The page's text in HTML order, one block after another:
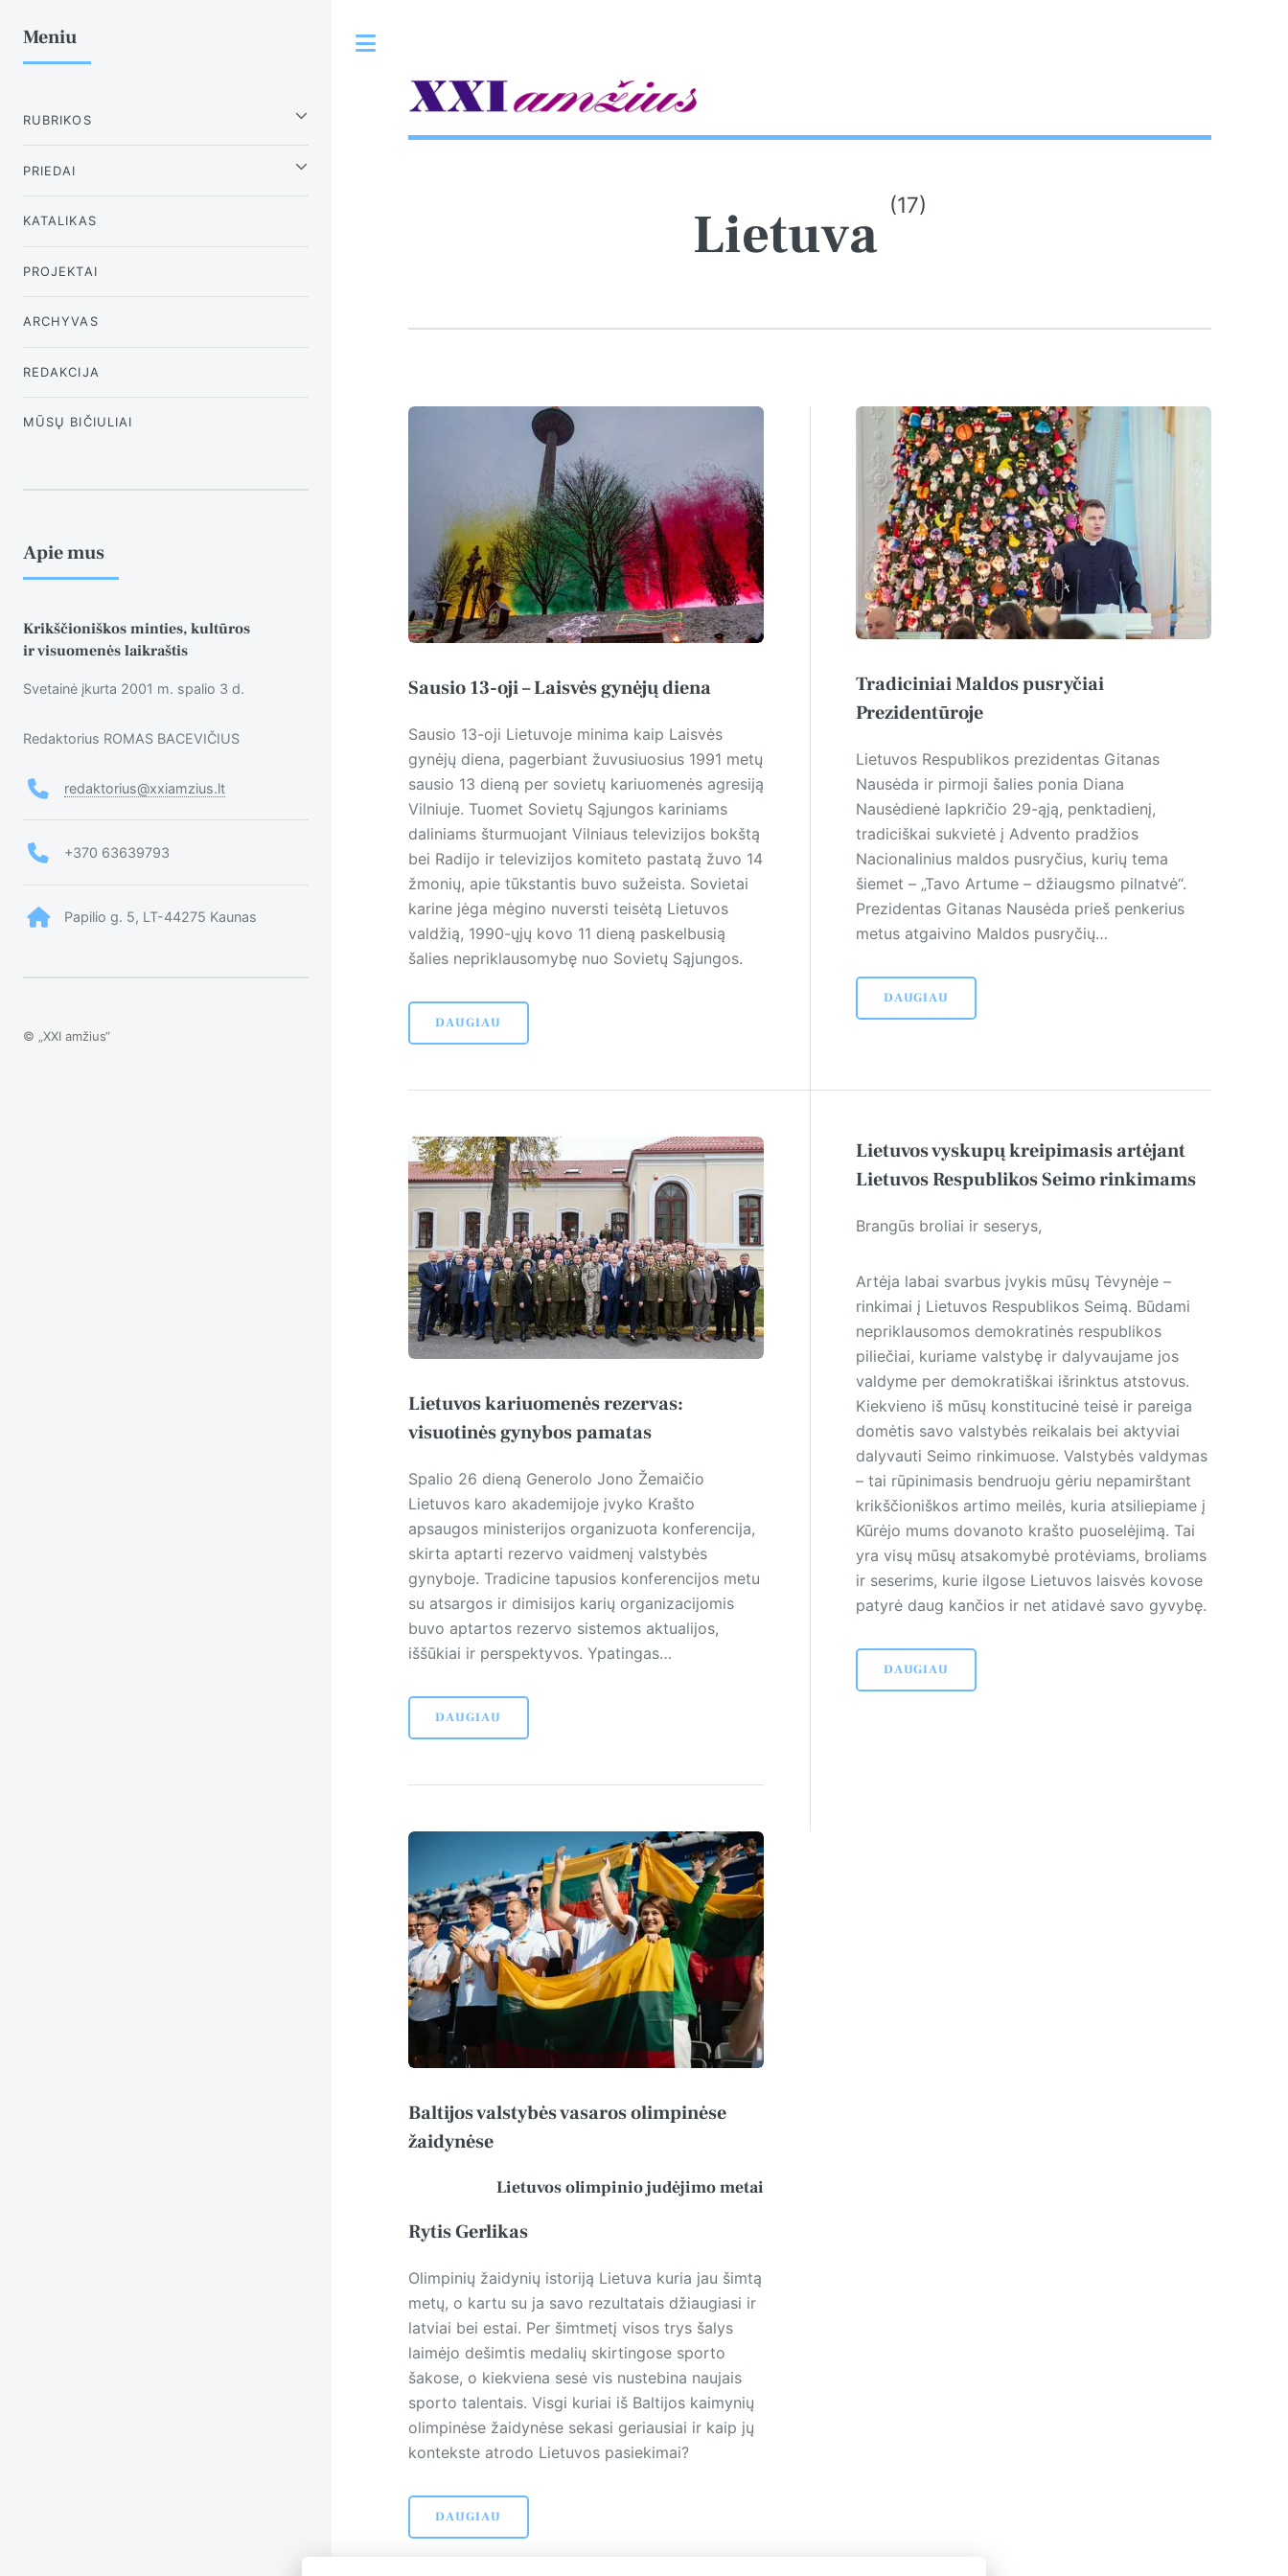
Lietuva (17)
Sausio 13-oji – Laisvės gynėjų diena
Sausio 13-oji Lietuvoje minima kaip Laisvės
gynėjų diena, pagerbiant žuvusiuosius 1991 metų
sausio 13 dieną per sovietų kariuomenės agresiją
Vilniuje. Tuomet Sovietų Sąjungos kariniams
daliniams šturmuojant Vilniaus televizijos bokštą
bei Radijo ir televizijos komiteto pastatą žuvo 14
žmonių, apie tūkstantis buvo sužeista. Sovietai
karine jėga mėgino nuversti teisėtą Lietuvos
valdžią, 1990-ųjų kovo 11 dieną paskelbusią
šalies nepriklausomybę nuo Sovietų Sąjungos.
DAUGIAU
Tradiciniai Maldos pusryčiai
Prezidentūroje
Lietuvos Respublikos prezidentas Gitanas
Nausėda ir pirmoji šalies ponia Diana
Nausėdienė lapkričio 29-ąją, penktadienį,
tradiciškai sukvietė į Advento pradžios
Nacionalinius maldos pusryčius, kurių tema
šiemet – „Tavo Artume – džiaugsmo pilnatvė“.
Prezidentas Gitanas Nausėda prieš penkerius
metus atgaivino Maldos pusryčių…
DAUGIAU
Lietuvos kariuomenės rezervas:
visuotinės gynybos pamatas
Spalio 26 dieną Generolo Jono Žemaičio
Lietuvos karo akademijoje įvyko Kraš­to
apsaugos ministerijos organizuota konferencija,
skirta aptarti rezervo vaidmenį valstybės
gynyboje. Tradicine tapusios konferencijos metu
su atsargos ir dimisijos karių organizacijomis
buvo aptartos rezervo sistemos aktualijos,
iššūkiai ir perspektyvos. Ypatingas…
DAUGIAU
Lietuvos vyskupų kreipimasis artėjant
Lietuvos Respublikos Seimo rinkimams
Brangūs broliai ir seserys,
Artėja labai svarbus įvykis mūsų Tėvynėje –
rinkimai į Lietuvos Respublikos Seimą. Būdami
nepriklausomos demokratinės respublikos
piliečiai, kuriame valstybę ir dalyvaujame jos
valdyme per demokratiškai išrinktus atstovus.
Kiekvieno iš mūsų konstitucinė teisė ir pareiga
domėtis savo valstybės reikalais bei aktyviai
dalyvauti Seimo rinkimuose. Valstybės valdymas
– tai rūpinimasis bendruoju gėriu nepamirštant
krikščioniškos artimo meilės, kuria atsiliepiame į
Kūrėjo mums dovanoto krašto puoselėjimą. Tai
yra visų mūsų atsakomybė protėviams, broliams
ir seserims, kurie ilgose Lietuvos laisvės kovose
patyrė daug kančios ir net atidavė savo gyvybę.
DAUGIAU
Baltijos valstybės vasaros olimpinėse
žaidynėse
Lietuvos olimpinio judėjimo metai
Rytis Gerlikas
Olimpinių žaidynių istoriją Lietuva kuria jau šimtą
metų, o kartu su ja savo rezultatais džiaugiasi ir
latviai bei estai. Per šimtmetį visos trys šalys
laimėjo dešimtis medalių skirtingose sporto
šakose, o kiekviena sesė vis nustebina naujais
sporto talentais. Visgi kuriai iš Baltijos kaimynių
olimpinėse žaidynėse sekasi geriausiai ir kaip jų
kontekste atrodo Lietuvos pasiekimai?
DAUGIAU
Meniu
RUBRIKOS
PRIEDAI
KATALIKAS
PROJEKTAI
ARCHYVAS
REDAKCIJA
MŪSŲ BIČIULIAI
Apie mus
Krikščioniškos minties, kultūros
ir visuomenės laikraštis
Svetainė įkurta 2001 m. spalio 3 d.
Redaktorius ROMAS BACEVIČIUS
redaktorius@xxiamzius.lt
+370 63639793
Papilio g. 5, LT-44275 Kaunas
© „XXI amžius“